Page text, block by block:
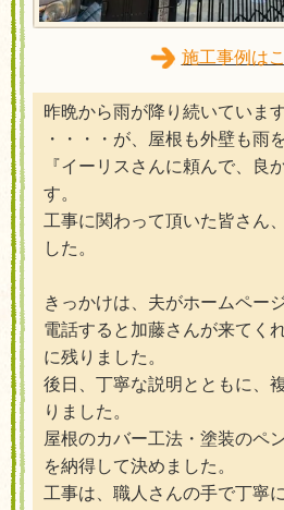
施工事例は
昨晩から雨が降り続いています
・・・・が、屋根も外壁も雨
『イーリスさんに頼んで、良
す。
工事に関わって頂いた皆さん
した。
きっかけは、夫がホームペー
電話すると加藤さんが来てく
に残りました。
後日、丁寧な説明とともに、
りました。
屋根のカバー工法・塗装のペ
を納得して決めました。
工事は、職人さんの手で丁寧